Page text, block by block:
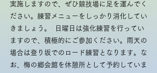
実施しますので、ぜひ競技場に足を運んでく
ださい。練習メニューをしっかり消化してい
きましょう。 日曜日は強化練習を行ってい
ますので、積極的にご参加ください。雨天の
場合は登り坂でのロード練習となります。な
お、梅の郷会館を休憩所として予約していま